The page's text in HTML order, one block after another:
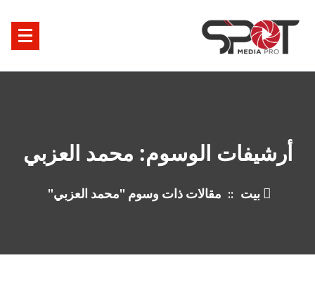
أرشيفات الوسوم: محمد العزبي
بيت :: مقالات ذات وسوم "محمد العزبي"